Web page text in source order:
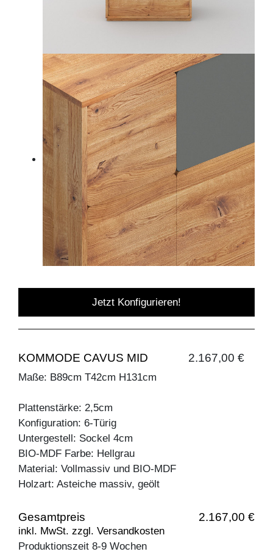
Jetzt Konfigurieren!
KOMMODE CAVUS MID 2.167,00 €
Maße: B89cm T42cm H131cm
Plattenstärke: 2,5cm
Konfiguration: 6-Türig
Untergestell: Sockel 4cm
BIO-MDF Farbe: Hellgrau
Material: Vollmassiv und BIO-MDF
Holzart: Asteiche massiv, geölt
Gesamtpreis 2.167,00 €
inkl. MwSt. zzgl. Versandkosten
Produktionszeit 8-9 Wochen